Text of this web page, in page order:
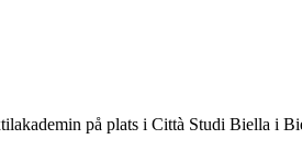
på plats i Città Studi Biella i